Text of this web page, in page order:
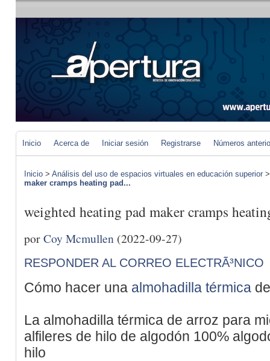
Inicio Acerca de Iniciar sesión Registrarse Números
Inicio > Análisis del uso de espacios virtuales en educación superior
maker cramps heating pad...
weighted heating pad maker cramps
porCoy Mcmullen (2022-09-27)
RESPONDER AL CORREO ELECTRÃ³NICO
Cómo hacer una almohadilla térmica
La almohadilla térmica de arroz para
alfileres de hilo de algodón 100%
hilo